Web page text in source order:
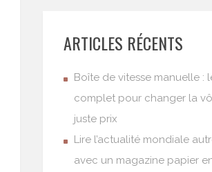
ARTICLES RÉCENTS
Boîte de vitesse manuelle :
complet pour changer la
juste prix
Lire l’actualité mondiale
avec un magazine papier